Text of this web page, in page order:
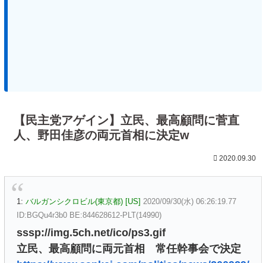
【民主党アゲイン】立民、最高顧問に菅直
人、野田佳彦の両元首相に決定w
2020.09.30
1: バルガンシクロビル(東京都) [US] 2020/09/30(水) 06:26:19.77
ID:BGQu4r3b0 BE:844628612-PLT(14990)
sssp://img.5ch.net/ico/ps3.gif
立民、最高顧問に両元首相 常任幹事会で決定